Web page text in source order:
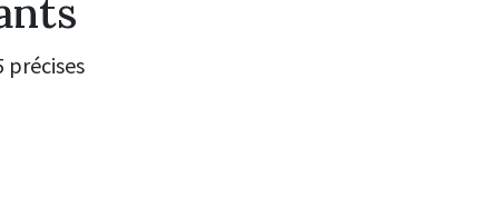
précises